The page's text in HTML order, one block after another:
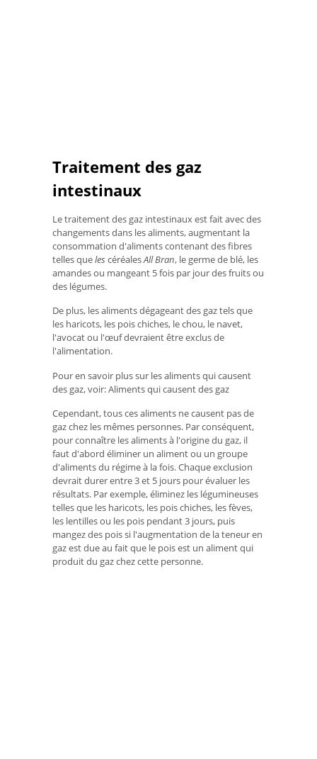
Traitement des gaz
intestinaux
Le traitement des gaz intestinaux est fait avec des
changements dans les aliments, augmentant la
consommation d'aliments contenant des fibres
telles queles céréalesAll Bran, le germe de blé, les
amandes ou mangeant 5 fois par jour des fruits ou
des légumes.
De plus, les aliments dégageant des gaz tels que
les haricots, les pois chiches, le chou, le navet,
l'avocat ou l'œuf devraient être exclus de
l'alimentation.
Pour en savoir plus sur les aliments qui causent
des gaz, voir: Aliments qui causent des gaz
Cependant, tous ces aliments ne causent pas de
gaz chez les mêmes personnes. Par conséquent,
pour connaître les aliments à l'origine du gaz, il
faut d'abord éliminer un aliment ou un groupe
d'aliments du régime à la fois. Chaque exclusion
devrait durer entre 3 et 5 jours pour évaluer les
résultats. Par exemple, éliminez les légumineuses
telles que les haricots, les pois chiches, les fèves,
les lentilles ou les pois pendant 3 jours, puis
mangez des pois si l'augmentation de la teneur en
gaz est due au fait que le pois est un aliment qui
produit du gaz chez cette personne.